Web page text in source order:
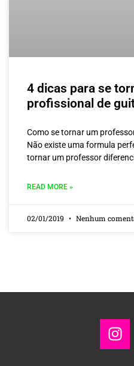
4 dicas para se
profissional de
Como se tornar um
Não existe uma formula
tornar um professor
READ MORE »
02/01/2019 Nenhum